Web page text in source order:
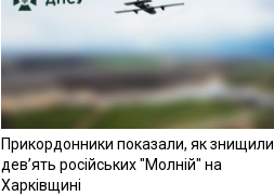
Прикордонники показали, як знищили
девʼять російських "Молній" на
Харківщині